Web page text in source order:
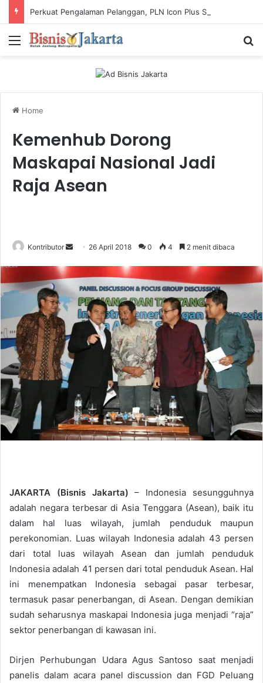
Menu
Home
Kemenhub Dorong
Maskapai Nasional Jadi
Raja Asean
Kontributor
a
26 April 2018 0 4 2 menit dibaca
JAKARTA (Bisnis Jakarta) – Indonesia sesungguhnya
adalah negara terbesar di Asia Tenggara (Asean), baik itu
dalam hal luas wilayah, jumlah penduduk maupun
perekonomian. Luas wilayah Indonesia adalah 43 persen
dari total luas wilayah Asean dan jumlah penduduk
Indonesia adalah 41 persen dari total penduduk Asean. Hal
ini menempatkan Indonesia sebagai pasar terbesar,
termasuk pasar penerbangan, di Asean. Dengan demikian
sudah seharusnya maskapai Indonesia juga menjadi “raja”
sektor penerbangan di kawasan ini.
Dirjen Perhubungan Udara Agus Santoso saat menjadi
panelis dalam acara panel discussion dan FGD Peluang